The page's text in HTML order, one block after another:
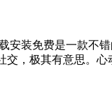
安装免费是一款不
交，极其有意思。心